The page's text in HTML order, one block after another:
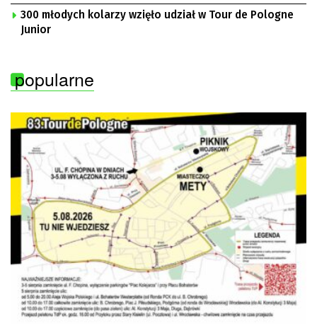
300 młodych kolarzy wzięło udział w Tour de Pologne
Junior
popularne